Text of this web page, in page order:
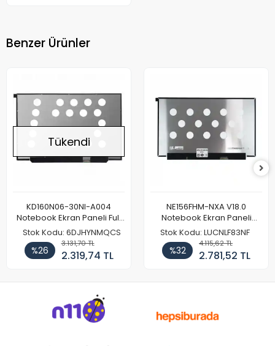
Benzer Ürünler
Tükendi
KD160N06-30NI-A004
Notebook Ekran Paneli Full
HD
Stok Kodu: 6DJHYNMQCS
%26
3.131,70 TL
2.319,74 TL
NE156FHM-NXA V18.0
Notebook Ekran Paneli
144Hz
Stok Kodu: LUCNLF83NF
%32
4.115,62 TL
2.781,52 TL